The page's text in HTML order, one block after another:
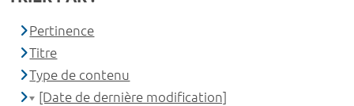
Pertinence
Titre
Type de contenu
[Date de dernière modification]